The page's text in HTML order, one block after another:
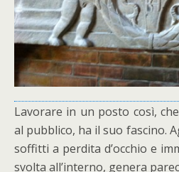
Lavorare in un posto così,
al pubblico, ha il suo fascino.
soffitti a perdita d’occhio e
svolta all’interno, genera